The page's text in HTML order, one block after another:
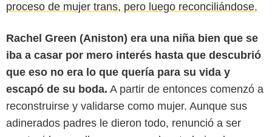
proceso de mujer trans, pero luego reconciliándose.
Rachel Green (Aniston) era una niña bien que se
iba a casar por mero interés hasta que descubrió
que eso no era lo que quería para su vida y
escapó de su boda. A partir de entonces comenzó a
reconstruirse y validarse como mujer. Aunque sus
adinerados padres le dieron todo, renunció a ser
Espinof